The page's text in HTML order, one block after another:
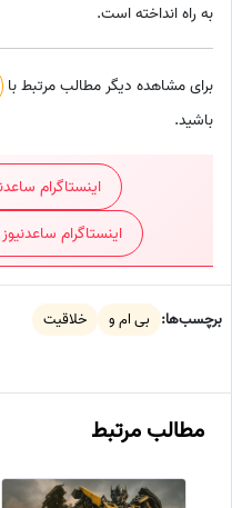
به راه انداخته است.
برای مشاهده دیگر مطالب مرتبط با
باشید.
اینستاگرام
اینستاگرام
برچسب‌ها: بی ام و خلاقیت
مطالب مرتبط